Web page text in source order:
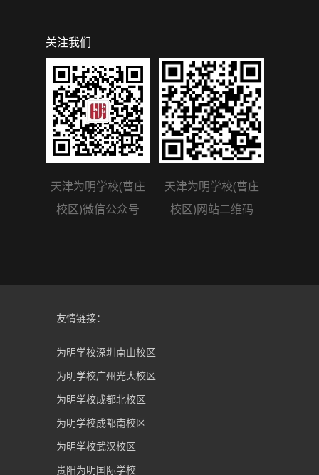
关注我们
天津为明学校(曹庄
校区)微信公众号
天津为明学校(曹庄
校区)网站二维码
友情链接：
为明学校深圳南山校区
为明学校广州光大校区
为明学校成都北校区
为明学校成都南校区
为明学校武汉校区
贵阳为明国际学校